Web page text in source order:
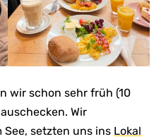
wir schon sehr früh (10
Wir
setzten uns ins Lokal